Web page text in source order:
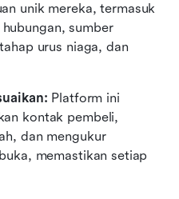
unik mereka, termasuk
sumber
urus niaga, dan
Platform ini
kontak pembeli,
dan mengukur
memastikan setiap